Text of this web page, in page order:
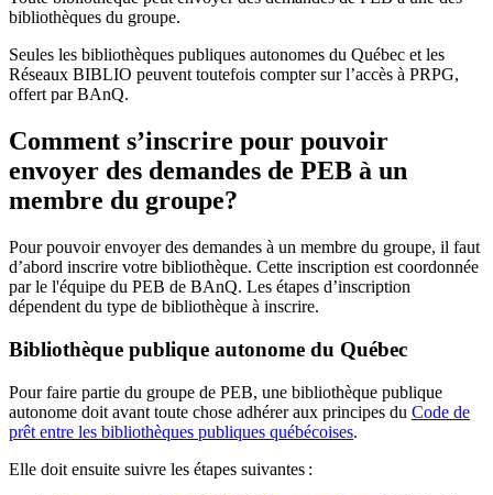
bibliothèques du groupe.
Seules les bibliothèques publiques autonomes du Québec et les
Réseaux BIBLIO peuvent toutefois compter sur l’accès à PRPG,
offert par BAnQ.
Comment s’inscrire pour pouvoir
envoyer des demandes de PEB à un
membre du groupe?
Pour pouvoir envoyer des demandes à un membre du groupe, il faut
d’abord inscrire votre bibliothèque. Cette inscription est coordonnée
par le l'équipe du PEB de BAnQ. Les étapes d’inscription
dépendent du type de bibliothèque à inscrire.
Bibliothèque publique autonome du Québec
Pour faire partie du groupe de PEB, une bibliothèque publique
autonome doit avant toute chose adhérer aux principes du Code de
prêt entre les bibliothèques publiques québécoises.
Elle doit ensuite suivre les étapes suivantes :